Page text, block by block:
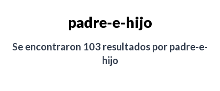
padre-e-hijo
Se encontraron 103 resultados por padre-e-
hijo